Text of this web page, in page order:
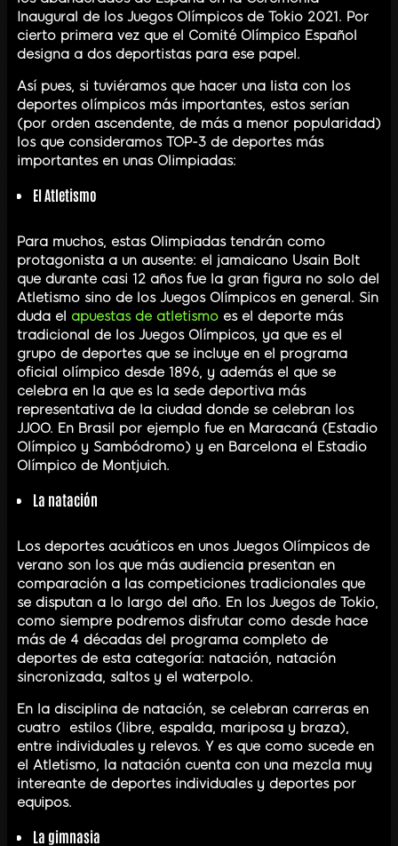
Inaugural de los Juegos Olímpicos de Tokio 2021. Por
cierto primera vez que el Comité Olímpico Español
designa a dos deportistas para ese papel.
Así pues, si tuviéramos que hacer una lista con los
deportes olímpicos más importantes, estos serían
(por orden ascendente, de más a menor popularidad)
los que consideramos TOP-3 de deportes más
importantes en unas Olimpiadas:
ElAtletismo
Para muchos, estas Olimpiadas tendrán como
protagonista a un ausente: el jamaicano Usain Bolt
que durante casi 12 años fue la gran figura no solo del
Atletismo sino de los Juegos Olímpicos en general. Sin
duda el apuestas de atletismo es el deporte más
tradicional de los Juegos Olímpicos, ya que es el
grupo de deportes que se incluye en el programa
oficial olímpico desde 1896, y además el que se
celebra en la que es la sede deportiva más
representativa de la ciudad donde se celebran los
JJOO. En Brasil por ejemplo fue en Maracaná (Estadio
Olímpico y Sambódromo) y en Barcelona el Estadio
Olímpico de Montjuich.
La natación
Los deportes acuáticos en unos Juegos Olímpicos de
verano son los que más audiencia presentan en
comparación a las competiciones tradicionales que
se disputan a lo largo del año. En los Juegos de Tokio,
como siempre podremos disfrutar como desde hace
más de 4 décadas del programa completo de
deportes de esta categoría: natación, natación
sincronizada, saltos y el waterpolo.
En la disciplina de natación, se celebran carreras en
cuatro estilos (libre, espalda, mariposa y braza),
entre individuales y relevos. Y es que como sucede en
el Atletismo, la natación cuenta con una mezcla muy
intereante de deportes individuales y deportes por
equipos.
La gimnasia